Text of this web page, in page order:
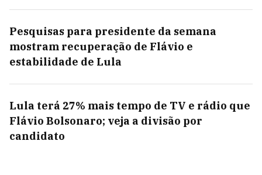
Pesquisas para presidente da semana
mostram recuperação de Flávio e
estabilidade de Lula
Lula terá 27% mais tempo de TV e rádio que
Flávio Bolsonaro; veja a divisão por
candidato